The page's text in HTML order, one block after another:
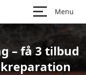
Menu
– få 3 tilbud